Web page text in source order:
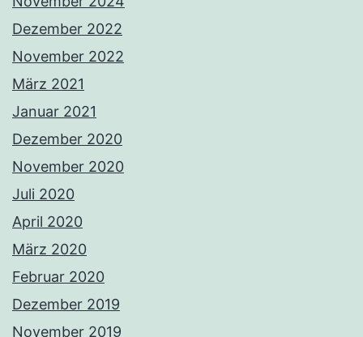
Dezember 2022
November 2022
März 2021
Januar 2021
Dezember 2020
November 2020
Juli 2020
April 2020
März 2020
Februar 2020
Dezember 2019
November 2019